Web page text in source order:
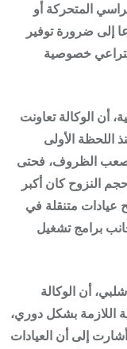
المتحركة أو
إلى ضرورة توفير
لتراعي خصوصية
أن الوكالة تعاونت
اللحظة الأولى
الظروف، فحتى
النزوح كان أكبر
عيادات متنقلة في
برامج تشغيل
أن الوكالة
اللازمة بشكل دوري،
إلى أن العيادات